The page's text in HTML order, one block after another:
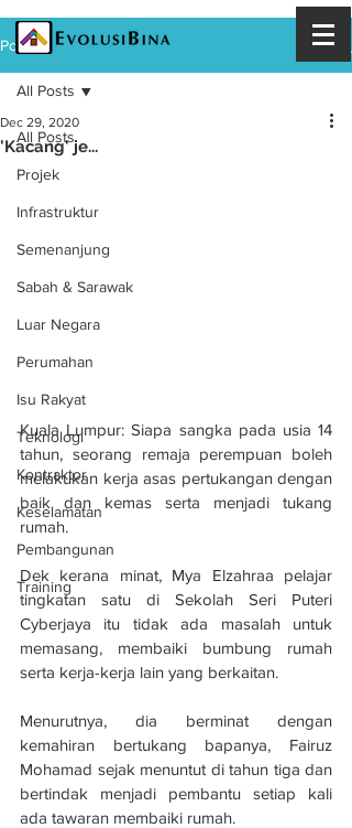
Post
All Posts
Projek
Infrastruktur
Semenanjung
Sabah & Sarawak
Luar Negara
Perumahan
Isu Rakyat
Teknologi
Kontraktor
Keselamatan
Pembangunan
Training
All Posts
'Kacang' je...
Dec 29, 2020
Kuala Lumpur: Siapa sangka pada usia 14
tahun, seorang remaja perempuan boleh
melakukan kerja asas pertukangan dengan
baik dan kemas serta menjadi tukang
rumah.
Dek kerana minat, Mya Elzahraa pelajar
tingkatan satu di Sekolah Seri Puteri
Cyberjaya itu tidak ada masalah untuk
memasang, membaiki bumbung rumah
serta kerja-kerja lain yang berkaitan.
Menurutnya, dia berminat dengan
kemahiran bertukang bapanya, Fairuz
Mohamad sejak menuntut di tahun tiga dan
bertindak menjadi pembantu setiap kali
ada tawaran membaiki rumah.